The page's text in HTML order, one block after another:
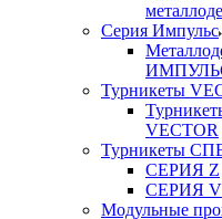
Серия Импульс
Турникеты
VECTOR
Турникеты
СЕРИЯ Z
СЕРИЯ V
Модульные